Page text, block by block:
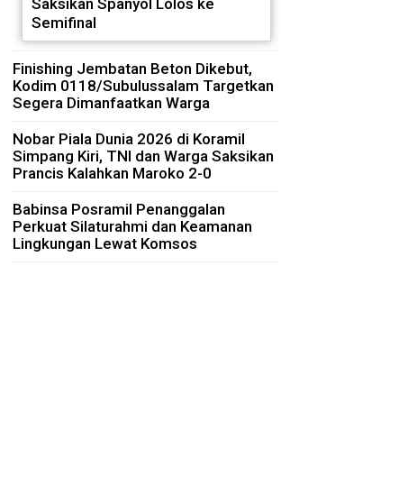
Saksikan Spanyol Lolos ke
Semifinal
Finishing Jembatan Beton Dikebut,
Kodim 0118/Subulussalam Targetkan
Segera Dimanfaatkan Warga
Nobar Piala Dunia 2026 di Koramil
Simpang Kiri, TNI dan Warga Saksikan
Prancis Kalahkan Maroko 2-0
Babinsa Posramil Penanggalan
Perkuat Silaturahmi dan Keamanan
Lingkungan Lewat Komsos